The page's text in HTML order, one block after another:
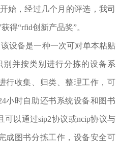
始，经过几个月的评选，我司
得“rfid创新产品奖”。
设备是一种一次可对单本粘贴
并按类别进行分拣的设备系
行收集、归类、整理工作，可
小时自助还书系统设备和图书
以通过sip2协议或ncip协议与
成图书分拣工作，设备安全可